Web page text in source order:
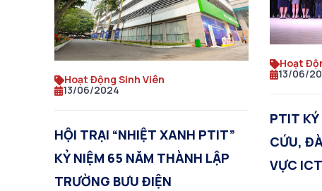
Hoạt Động Sinh Viên
13/06/2024
HỘI TRẠI “NHIỆT XANH PTIT”
KỶ NIỆM 65 NĂM THÀNH LẬP
TRƯỜNG BƯU ĐIỆN
Hoạt
13/06/
PTIT
CỨU,
VỰC